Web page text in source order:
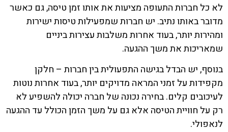
לא כל חברות התעופה מציעות את אותו זמן טיסה, גם כאשר
מדובר באותו נתיב. יש חברות שמפעילות טיסות ישירות
ומהירות יותר, בעוד אחרות משלבות עצירות ביניים
שמאריכות את משך ההגעה.
בנוסף, יש הבדל בגישה התפעולית בין חברות – חלקן
מקפידות על זמני המראה מדויקים יותר, בעוד אחרות נוטות
לעיכובים קלים. בחירה נכונה של חברה יכולה להשפיע לא
רק על חוויית הטיסה אלא גם על משך הזמן הכולל עד ההגעה
לנאפולי.